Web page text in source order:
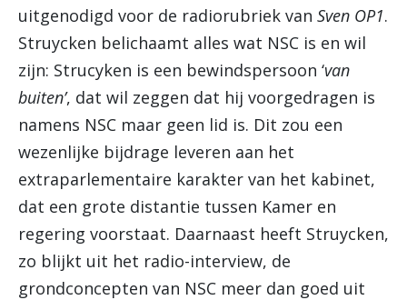
uitgenodigd voor de radiorubriek van Sven OP1.
Struycken belichaamt alles wat NSC is en wil
zijn: Strucyken is een bewindspersoon ‘van
buiten’, dat wil zeggen dat hij voorgedragen is
namens NSC maar geen lid is. Dit zou een
wezenlijke bijdrage leveren aan het
extraparlementaire karakter van het kabinet,
dat een grote distantie tussen Kamer en
regering voorstaat. Daarnaast heeft Struycken,
zo blijkt uit het radio-interview, de
grondconcepten van NSC meer dan goed uit